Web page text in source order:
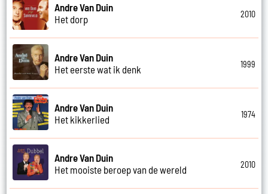
Andre Van Duin
Het dorp
2010
Andre Van Duin
Het eerste wat ik denk
1999
Andre Van Duin
Het kikkerlied
1974
Andre Van Duin
Het mooiste beroep van de wereld
2010